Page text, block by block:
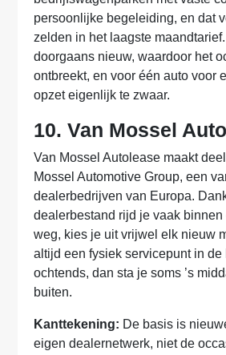
persoonlijke begeleiding, en dat
zelden in het laagste
doorgaans nieuw, waardoor het
ontbreekt, en voor één auto voor
opzet eigenlijk te zwaar.
10. Van Mossel
Van Mossel Autolease maakt
Mossel Automotive Group, een
dealerbedrijven van Europa.
dealerbestand rijd je vaak
weg, kies je uit vrijwel elk nieuw
altijd een fysiek servicepunt in de
ochtends, dan sta je soms ’s
buiten.
Kanttekening: De basis is
eigen dealernetwerk, niet de